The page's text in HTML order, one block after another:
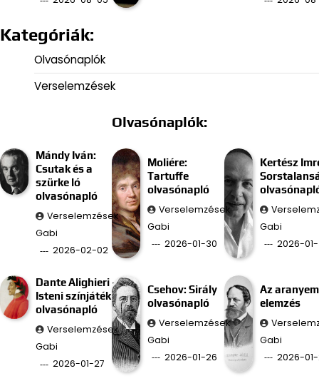
Kategóriák:
Olvasónaplók
Verselemzések
Olvasónaplók:
Mándy Iván:
Csutak és a
szürke ló
olvasónapló
Verselemzések
Gabi
2026-02-02
Moliére:
Tartuffe
olvasónapló
Verselemzések
Gabi
2026-01-30
Kertész
Gabi
2026-
Dante Alighieri –
Isteni színjáték
olvasónapló
Verselemzések
Gabi
2026-01-27
Csehov: Sirály
olvasónapló
Verselemzések
Gabi
2026-01-26
Az
elemzés
Gabi
2026-